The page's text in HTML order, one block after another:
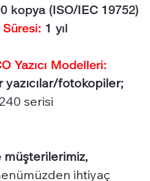
kopya (ISO/IEC 19752)
1 yıl
Yazıcı Modelleri:
fotokopiler;
serisi
müşterilerimiz,
ihtiyaç